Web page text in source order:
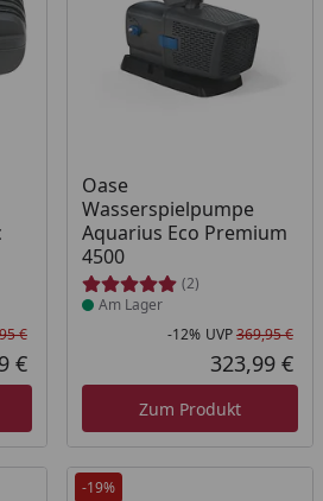
Rabatt in Prozent
Ursprünglicher Preis
€
Aktueller Preis
€
Oase
Wasserspielpumpe
Aquarius Eco Premium
4500
(2)
Produkt am Lager
Am Lager
-12% UVP369,95 €
323,99 €
Zum Produkt
-19%